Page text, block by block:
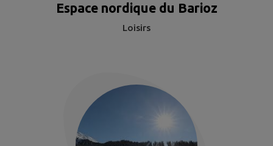
Espace nordique du Barioz
Loisirs